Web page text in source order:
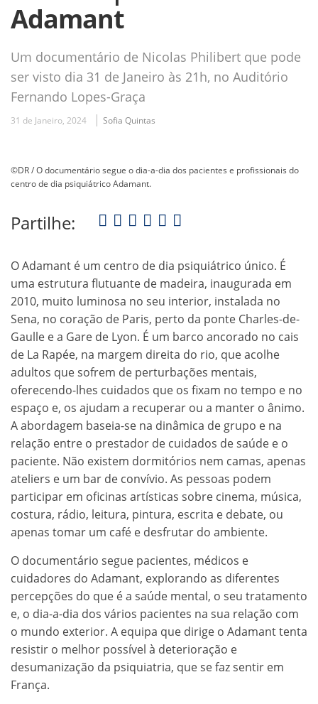
Adamant
Um documentário de Nicolas Philibert que pode
ser visto dia 31 de Janeiro às 21h, no Auditório
Fernando Lopes-Graça
31 de Janeiro, 2024 Sofia Quintas
©DR / O documentário segue o dia-a-dia dos pacientes e profissionais do
centro de dia psiquiátrico Adamant.
Partilhe:
O Adamant é um centro de dia psiquiátrico único. É
uma estrutura flutuante de madeira, inaugurada em
2010, muito luminosa no seu interior, instalada no
Sena, no coração de Paris, perto da ponte Charles-de-
Gaulle e a Gare de Lyon. É um barco ancorado no cais
de La Rapée, na margem direita do rio, que acolhe
adultos que sofrem de perturbações mentais,
oferecendo-lhes cuidados que os fixam no tempo e no
espaço e, os ajudam a recuperar ou a manter o ânimo.
A abordagem baseia-se na dinâmica de grupo e na
relação entre o prestador de cuidados de saúde e o
paciente. Não existem dormitórios nem camas, apenas
ateliers e um bar de convívio. As pessoas podem
participar em oficinas artísticas sobre cinema, música,
costura, rádio, leitura, pintura, escrita e debate, ou
apenas tomar um café e desfrutar do ambiente.
O documentário segue pacientes, médicos e
cuidadores do Adamant, explorando as diferentes
percepções do que é a saúde mental, o seu tratamento
e, o dia-a-dia dos vários pacientes na sua relação com
o mundo exterior. A equipa que dirige o Adamant tenta
resistir o melhor possível à deterioração e
desumanização da psiquiatria, que se faz sentir em
França.